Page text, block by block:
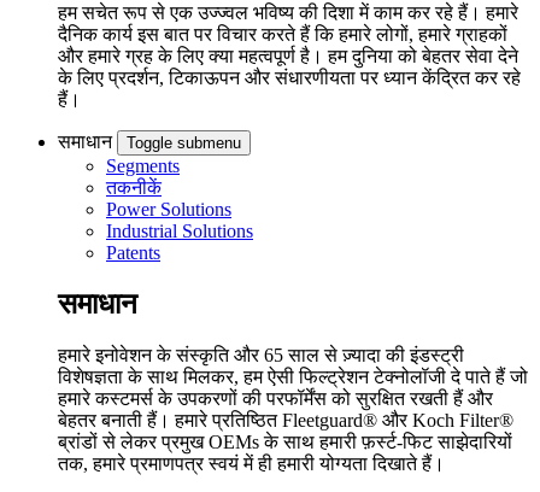
हम सचेत रूप से एक उज्ज्वल भविष्य की दिशा में काम कर रहे हैं। हमारे
दैनिक कार्य इस बात पर विचार करते हैं कि हमारे लोगों, हमारे ग्राहकों
और हमारे ग्रह के लिए क्या महत्वपूर्ण है। हम दुनिया को बेहतर सेवा देने
के लिए प्रदर्शन, टिकाऊपन और संधारणीयता पर ध्यान केंद्रित कर रहे
हैं।
समाधान Toggle submenu
Segments
तकनीकें
Power Solutions
Industrial Solutions
Patents
समाधान
हमारे इनोवेशन के संस्कृति और 65 साल से ज़्यादा की इंडस्ट्री
विशेषज्ञता के साथ मिलकर, हम ऐसी फिल्ट्रेशन टेक्नोलॉजी दे पाते हैं जो
हमारे कस्टमर्स के उपकरणों की परफॉर्मेंस को सुरक्षित रखती हैं और
बेहतर बनाती हैं। हमारे प्रतिष्ठित Fleetguard® और Koch Filter®
ब्रांडों से लेकर प्रमुख OEMs के साथ हमारी फ़र्स्ट-फिट साझेदारियों
तक, हमारे प्रमाणपत्र स्वयं में ही हमारी योग्यता दिखाते हैं।